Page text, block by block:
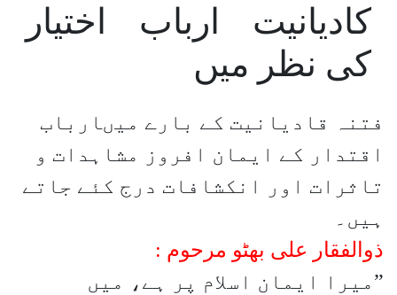
کادیانیت ارباب اختیار
کی نظر میں
فتنہ قادیانیت کے بارے میںارباب
اقتدار کے ایمان افروز مشاہدات و
تاثرات اور انکشافات درج کئے جاتے
ہیں۔
ذوالفقار علی بھٹو مرحوم :
”میرا ایمان اسلام پر ہے، میں